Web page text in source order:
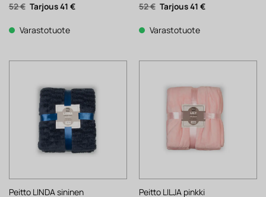
52€ Alkuperäinen
hinta
52 €.
41 €Nykyinen
Varastotuote
52€ Alkuperäinen
hinta
52 €.
41 €Nykyinen
Varastotuote
Peitto LINDA sininen Peitto LILJA pinkki